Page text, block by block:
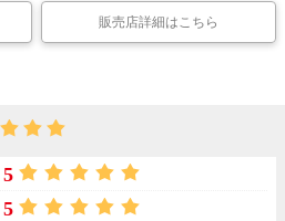
販売店詳細はこちら
5
5